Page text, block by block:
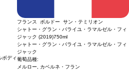
ボディ
フランス ボルドー サン・テミリオン
シャトー・グラン・バライユ・ラマルゼル・フィ
ジャック (2019)750ml
シャトー・グラン・バライユ・ラマルゼル・フィ
ジャック
葡萄品種:
メルロー, カベルネ・フラン